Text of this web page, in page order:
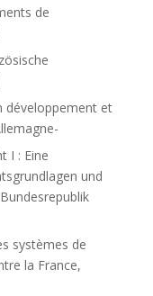
de
développement et
I : Eine
und
systèmes de
la France,